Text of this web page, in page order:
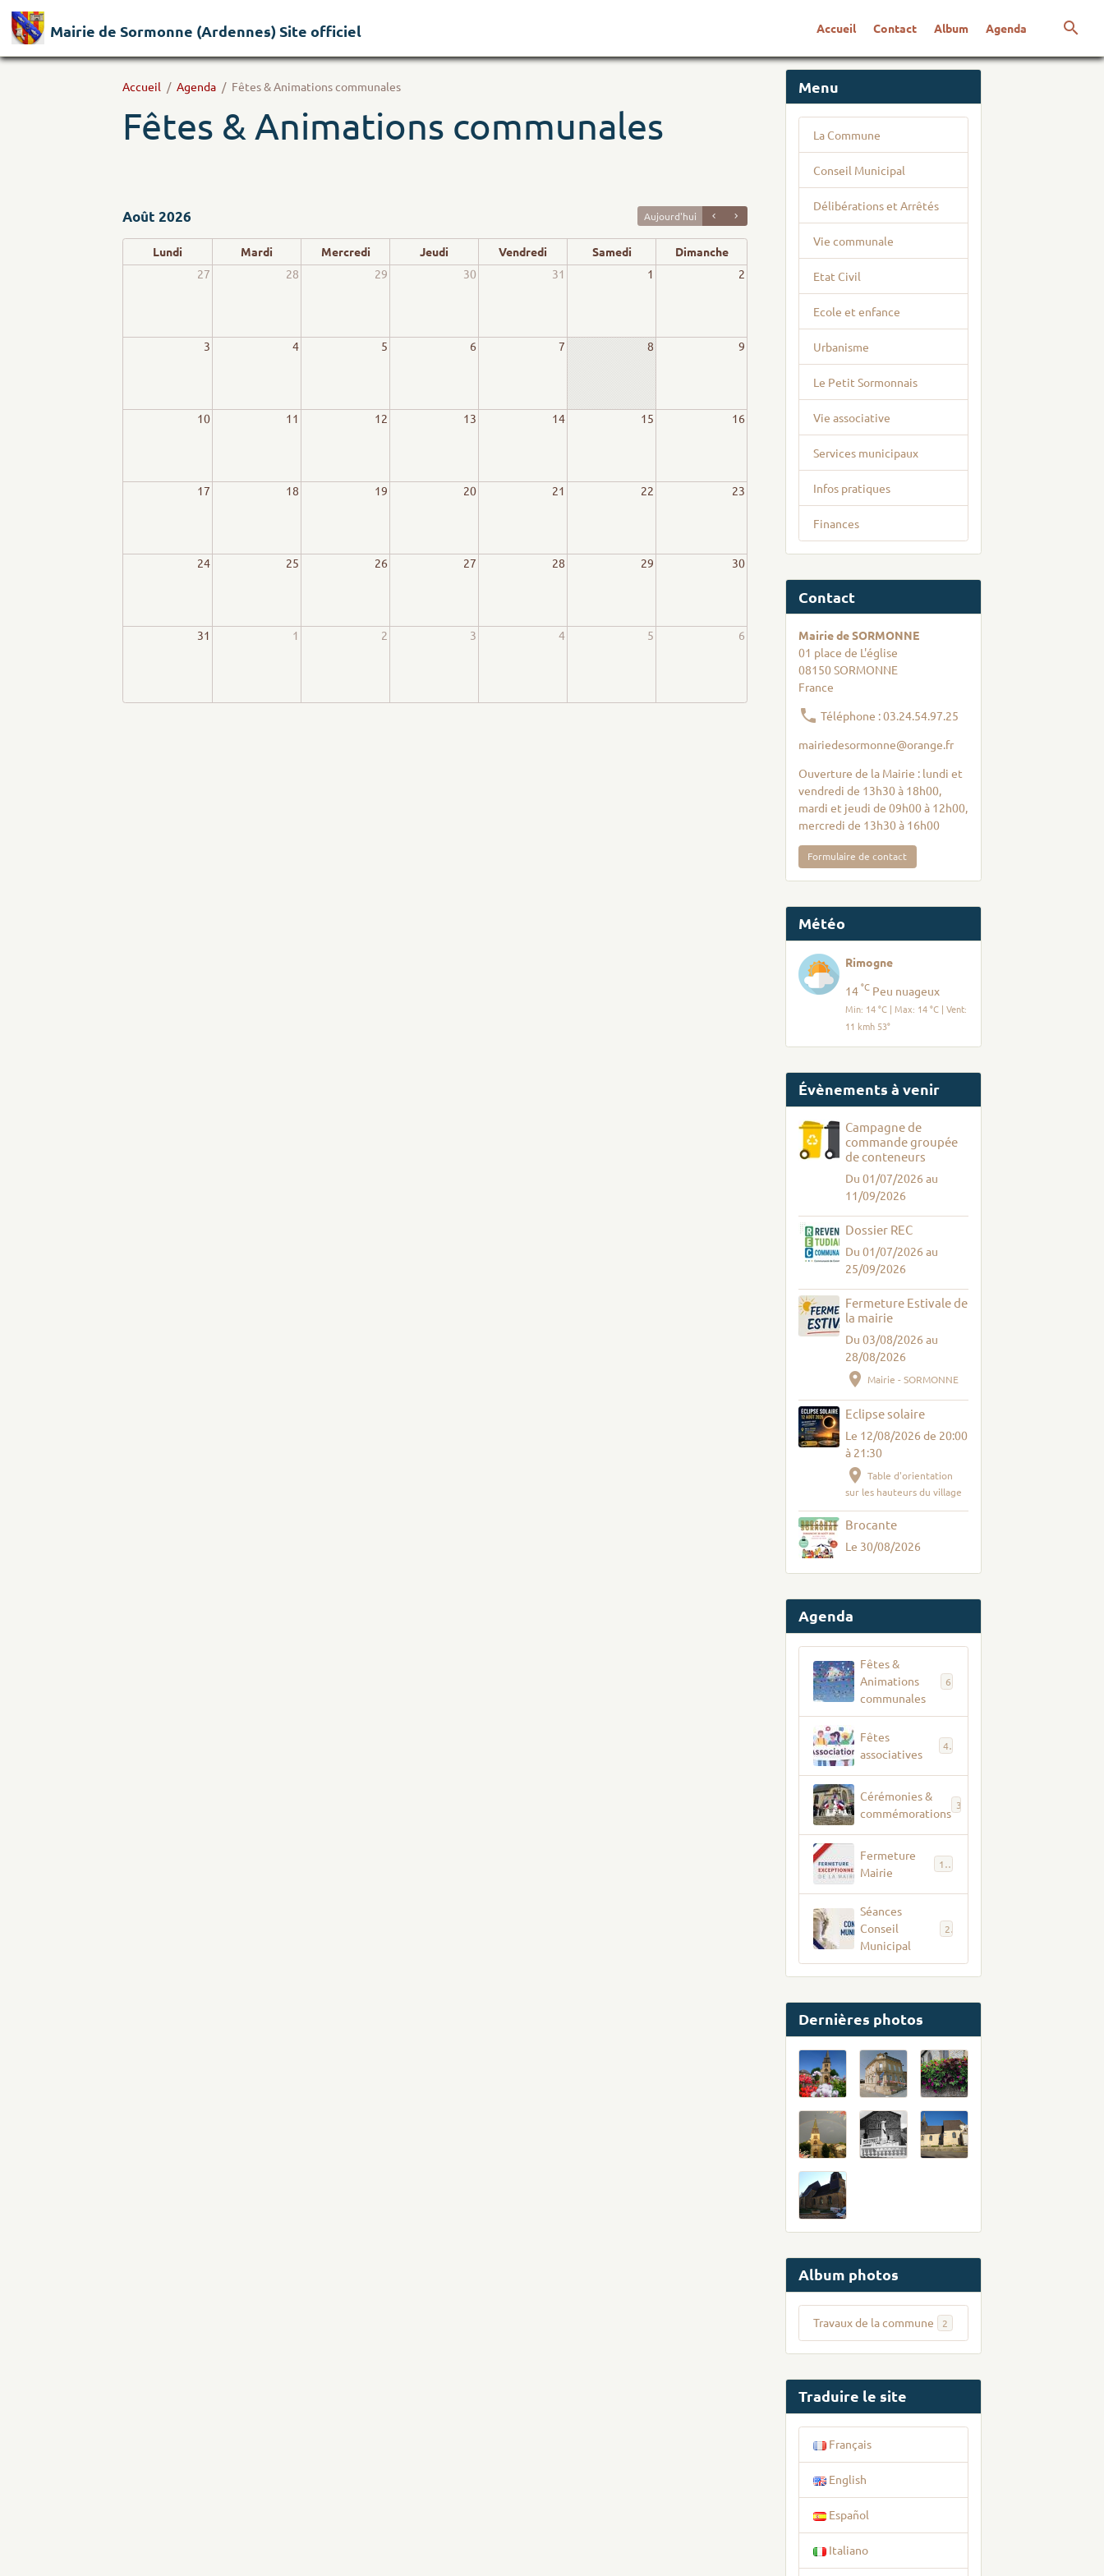
Mairie de Sormonne (Ardennes) Site officiel Accueil Contact Album Agenda
Accueil Agenda Fêtes & Animations communales
Fêtes & Animations communales
Août 2026 Aujourd'hui
Lundi Mardi Mercredi Jeudi Vendredi Samedi
Dimanche
27
28 29 30 31 1 2
3 4 5 6 7 8 9
10 11 12 13 14 15 16
17 18 19 20 21 22 23
24 25 26 27 28 29 30
31 1 2 3 4 5 6
Menu
La Commune
Conseil Municipal
Délibérations et Arrêtés
Vie communale
Etat Civil
Ecole et enfance
Urbanisme
Le Petit Sormonnais
Vie associative
Services municipaux
Infos pratiques
Finances
Contact
Mairie de SORMONNE
01 place de L'église
08150 SORMONNE
France
Téléphone : 03.24.54.97.25
mairiedesormonne@orange.fr
Ouverture de la Mairie : lundi et
vendredi de 13h30 à 18h00,
mardi et jeudi de 09h00 à 12h00,
mercredi de 13h30 à 16h00
Formulaire de contact
Météo
Rimogne
14 °CPeu nuageux
Min: 14 °C | Max: 14 °C | Vent:
11 kmh 53°
Évènements à venir
Campagne de
commande groupée
de conteneurs
Du 01/07/2026 au
11/09/2026
Dossier REC
Du 01/07/2026 au
25/09/2026
Fermeture Estivale de
la mairie
Du 03/08/2026 au
28/08/2026
Mairie - SORMONNE
Eclipse solaire
Le 12/08/2026 de 20:00
à 21:30
Table d'orientation
sur les hauteurs du village
Brocante
Le 30/08/2026
Agenda
Fêtes &
Animations
communales
Fêtes
associatives
4
Cérémonies &
commémorations
3
Fermeture
Mairie
12
Séances
Conseil
Municipal
2
Dernières photos
Album photos
Travaux de la commune 2
Traduire le site
Français
English
Español
Italiano